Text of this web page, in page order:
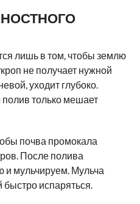
лишь в том, чтобы землю
не получает нужной
уходит глубоко.
только мешает
почва промокала
После полива
и мульчируем. Мульча
быстро испаряться.